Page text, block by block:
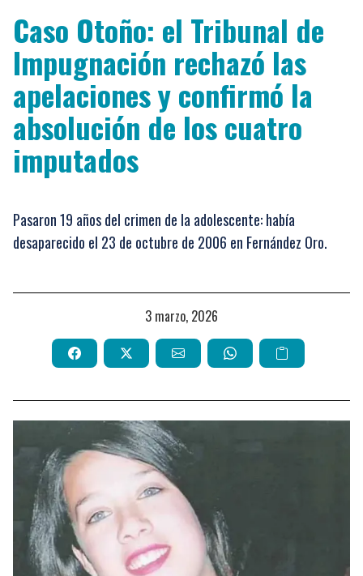
Caso Otoño: el Tribunal de
Impugnación rechazó las
apelaciones y confirmó la
absolución de los cuatro
imputados
Pasaron 19 años del crimen de la adolescente: había
desaparecido el 23 de octubre de 2006 en Fernández Oro.
3 marzo, 2026